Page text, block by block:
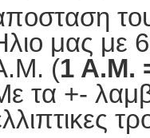
μας με
(1 Α.Μ.
τα +-